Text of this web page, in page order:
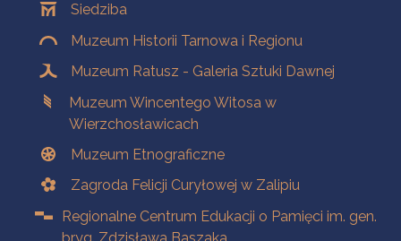
Siedziba
Muzeum Historii Tarnowa i Regionu
Muzeum Ratusz - Galeria Sztuki Dawnej
Muzeum Wincentego Witosa w
Wierzchosławicach
Muzeum Etnograficzne
Zagroda Felicji Curyłowej w Zalipiu
Regionalne Centrum Edukacji o Pamięci im. gen.